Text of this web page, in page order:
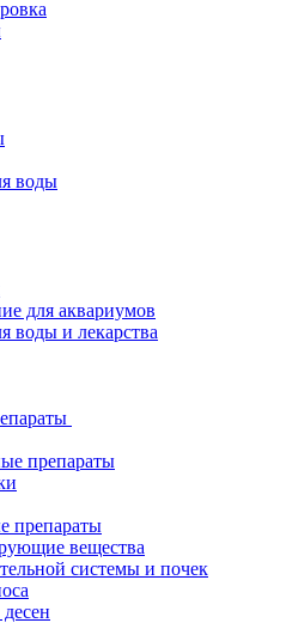
воды
для аквариумов
воды и лекарства
препараты
препараты
вещества
системы и почек